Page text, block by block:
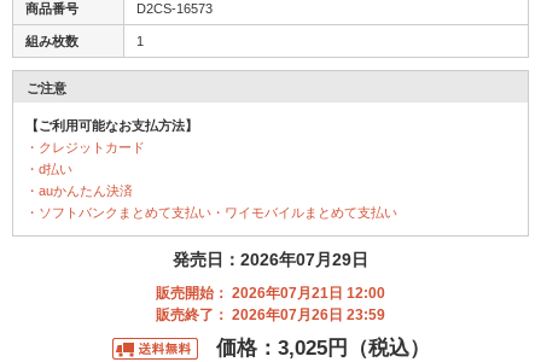
商品番号 D2CS-16573
組み枚数 1
ご注意
【ご利用可能なお支払方法】
・クレジットカード
・d払い
・auかんたん決済
・ソフトバンクまとめて支払い・ワイモバイルまとめて支払い
発売日：2026年07月29日
販売開始： 2026年07月21日 12:00
販売終了： 2026年07月26日 23:59
価格：3,025円（税込）